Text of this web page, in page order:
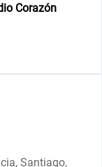
Corazón
Santiago,